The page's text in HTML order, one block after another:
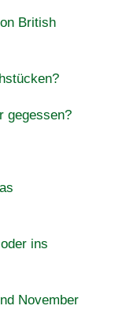
British
gegessen?
ins
November